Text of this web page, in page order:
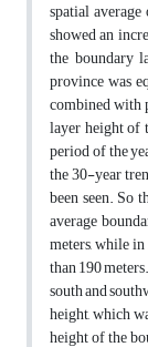
spatial
showed an
the boundary
province was
combined with
layer height of
period of the
the 30-year
been seen. So
average
meters, while
than 190
south and
height, which
height of the